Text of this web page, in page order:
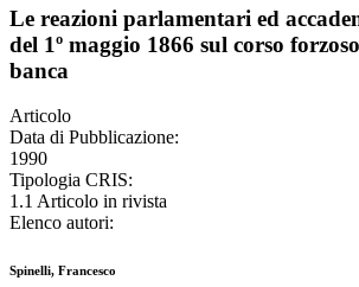
Le reazioni parlamentari ed
del 1º maggio 1866 sul corso
banca
Articolo
Data di Pubblicazione:
1990
Tipologia CRIS:
1.1 Articolo in rivista
Elenco autori:
Spinelli, Francesco